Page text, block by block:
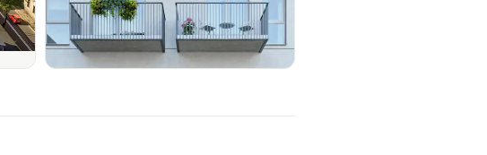
+1 zdjęcie